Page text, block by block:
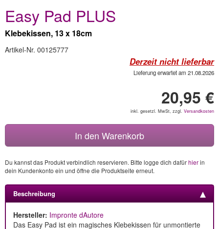
Easy Pad PLUS
Klebekissen, 13 x 18cm
Artikel-Nr. 00125777
Derzeit nicht lieferbar
Lieferung erwartet am 21.08.2026
20,95 €
inkl. gesetzl. MwSt, zzgl. Versandkosten
In den Warenkorb
Du kannst das Produkt verbindlich reservieren. Bitte logge dich dafürhierin
dein Kundenkonto ein und öffne die Produktseite erneut.
Beschreibung
Hersteller: Impronte dAutore
Das Easy Pad ist ein magisches Klebekissen für unmontierte